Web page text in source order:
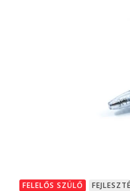
FELELŐS SZÜLŐ